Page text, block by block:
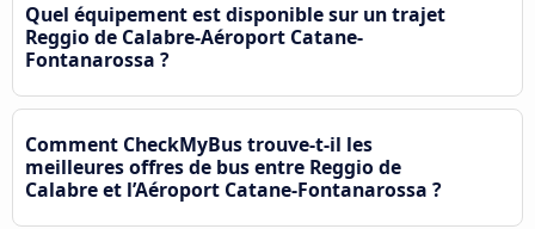
Quel équipement est disponible sur un trajet
Reggio de Calabre-Aéroport Catane-
Fontanarossa ?
Comment CheckMyBus trouve-t-il les
meilleures offres de bus entre Reggio de
Calabre et l’Aéroport Catane-Fontanarossa ?